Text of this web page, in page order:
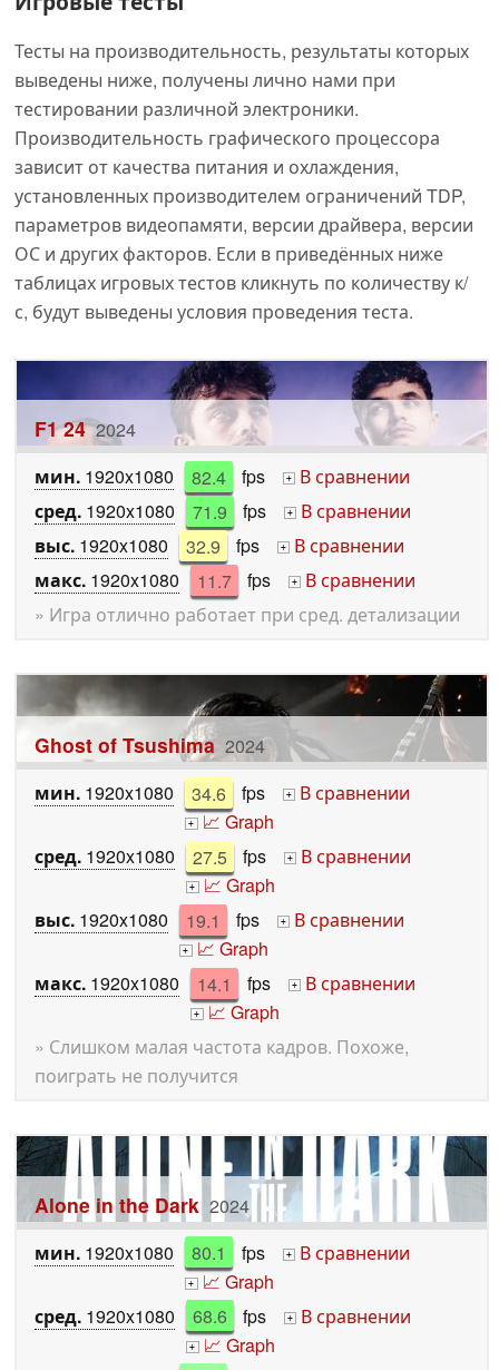
Тесты на производительность, результаты которых
выведены ниже, получены лично нами при
тестировании различной электроники.
Производительность графического процессора
зависит от качества питания и охлаждения,
установленных производителем ограничений TDP,
параметров видеопамяти, версии драйвера, версии
ОС и других факторов. Если в приведённых ниже
таблицах игровых тестов кликнуть по количеству к/
с, будут выведены условия проведения теста.
F1 24 2024
мин. 1920x1080 82.4 fps +
В сравнении
сред. 1920x1080 71.9 fps +
В сравнении
выс. 1920x1080 32.9 fps +
В сравнении
макс. 1920x1080 11.7 fps +
В сравнении
» Игра отлично работает при сред. детализации
Ghost of Tsushima 2024
мин. 1920x1080 34.6 fps + В сравнении
+ 📈 Graph
сред. 1920x1080 27.5 fps + В сравнении
+ 📈 Graph
выс. 1920x1080 19.1 fps + В сравнении
+ 📈 Graph
макс. 1920x1080 14.1 fps + В сравнении
+ 📈 Graph
» Слишком малая частота кадров. Похоже,
поиграть не получится
Alone in the Dark 2024
мин. 1920x1080 80.1 fps + В сравнении
+ 📈 Graph
сред. 1920x1080 68.6 fps + В сравнении
+ 📈 Graph